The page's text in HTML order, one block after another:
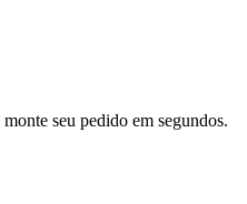
seu pedido em segundos.